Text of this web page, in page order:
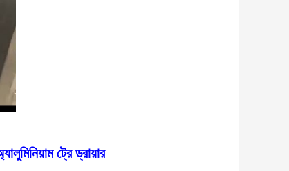
ট্রে ড্রায়ার